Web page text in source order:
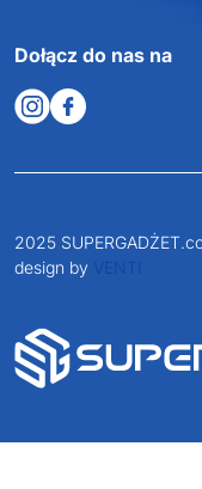
Dołącz do nas na
2025
design by VENTI